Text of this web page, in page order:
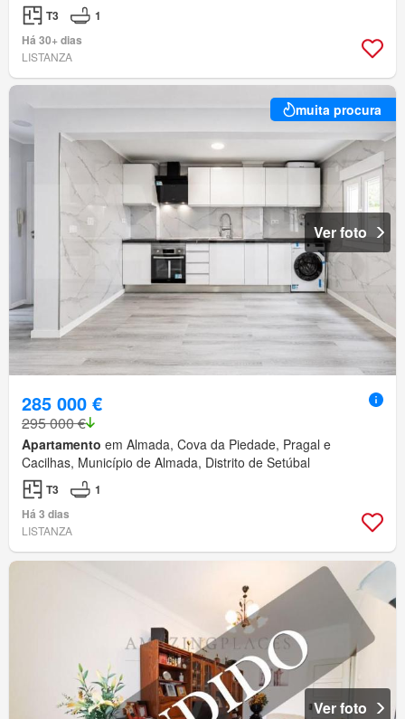
T3
1
Há 30+ dias
LISTANZA
muita procura
Ver foto
285 000 €
295 000 €
Apartamento em Almada, Cova da Piedade, Pragal e
Cacilhas, Município de Almada, Distrito de Setúbal
T3
1
Há 3 dias
LISTANZA
Ver foto